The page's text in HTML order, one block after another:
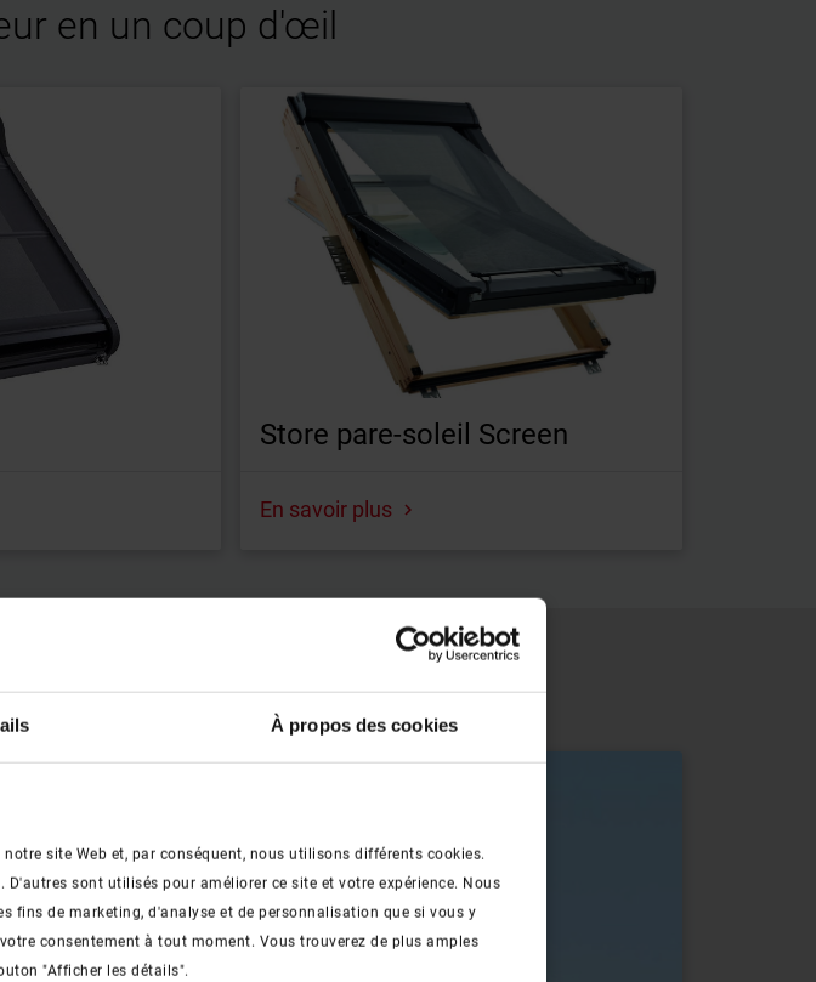
À propos des cookies
site Web et, par conséquent, nous utilisons différents cookies.
sont utilisés pour améliorer ce site et votre expérience. Nous
fins de marketing, d'analyse et de personnalisation que si vous y
consentement à tout moment. Vous trouverez de plus amples
"Afficher les détails".
en un coup d'œil
Store pare-soleil Screen
En savoir plus